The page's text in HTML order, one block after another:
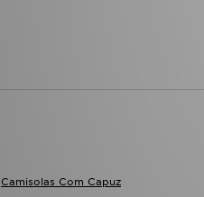
Camisolas Com Capuz